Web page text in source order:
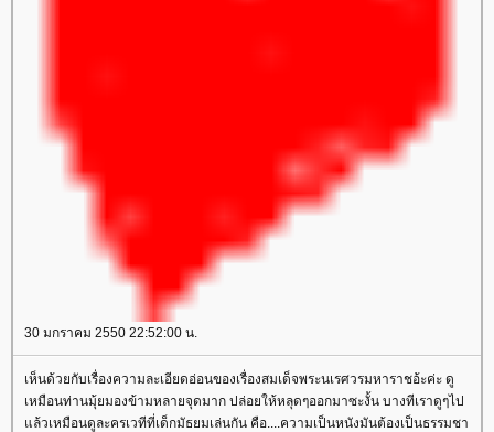
30 มกราคม 2550 22:52:00 น.
เห็นด้วยกับเรื่องความละเอียดอ่อนของเรื่องสมเด็จพระนเรศวรมหาราชอ้ะค่ะ ดู
เหมือนท่านมุ้ยมองข้ามหลายจุดมาก ปล่อยให้หลุดๆออกมาซะงั้น บางทีเราดูๆไป
ล้วเหมือนดูละครเวทีที่เด็กมัธยมเล่นกัน คือ....ความเป็นหนังมันต้องเป็นธรรมชา